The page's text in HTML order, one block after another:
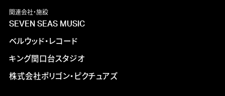
関連会社・施設
SEVEN SEAS MUSIC
ベルウッド・レコード
キング関口台スタジオ
株式会社ポリゴン・ピクチュアズ